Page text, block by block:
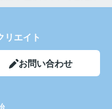
リエイト
お問い合わせ